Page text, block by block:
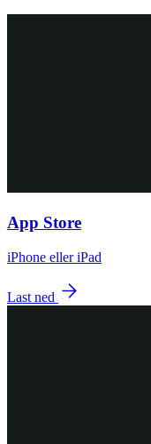
App Store
iPhone eller iPad
Last ned